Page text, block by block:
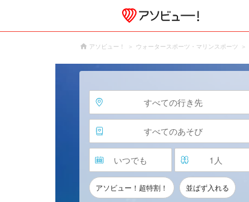
アソビュー！ ウォータースポーツ・マリンスポーツ
すべての行き先
すべてのあそび
いつでも 1 人
アソビュー！超特割！ 並ばず入れる